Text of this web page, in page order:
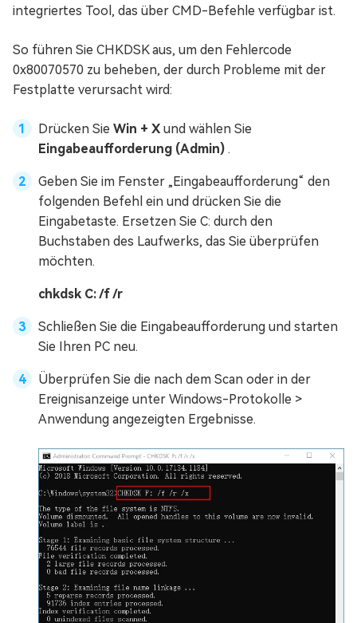
integriertes Tool, das über CMD-Befehle verfügbar ist.
So führen Sie CHKDSK aus, um den Fehlercode
0x80070570 zu beheben, der durch Probleme mit der
Festplatte verursacht wird:
Drücken Sie Win + X und wählen Sie
Eingabeaufforderung (Admin) .
Geben Sie im Fenster „Eingabeaufforderung“ den
folgenden Befehl ein und drücken Sie die
Eingabetaste. Ersetzen Sie C: durch den
Buchstaben des Laufwerks, das Sie überprüfen
möchten.
chkdsk C: /f /r
Schließen Sie die Eingabeaufforderung und starten
Sie Ihren PC neu.
Überprüfen Sie die nach dem Scan oder in der
Ereignisanzeige unter Windows-Protokolle >
Anwendung angezeigten Ergebnisse.